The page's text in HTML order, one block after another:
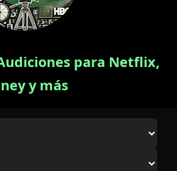
para Netflix,
y más